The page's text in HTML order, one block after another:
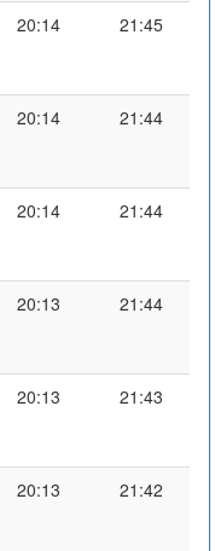
20:14 21:45
20:14 21:44
20:14 21:44
20:13 21:44
20:13 21:43
20:13 21:42